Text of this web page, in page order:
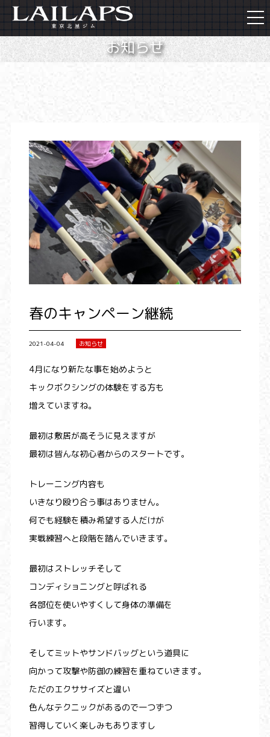
お知らせ
春のキャンペーン継続
2021-04-04 お知らせ
4月になり新たな事を始めようと
キックボクシングの体験をする方も
増えていますね。
最初は敷居が高そうに見えますが
最初は皆んな初心者からのスタートです。
トレーニング内容も
いきなり殴り合う事はありません。
何でも経験を積み希望する人だけが
実戦練習へと段階を踏んでいきます。
最初はストレッチそして
コンディショニングと呼ばれる
各部位を使いやすくして身体の準備を
行います。
そしてミットやサンドバッグという道具に
向かって攻撃や防御の練習を重ねていきます。
ただのエクササイズと違い
色んなテクニックがあるので一つずつ
習得していく楽しみもありますし